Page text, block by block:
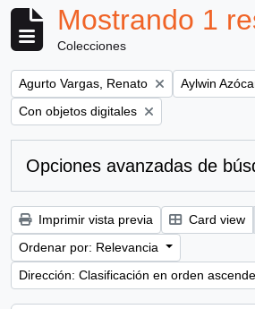
Mostrando 1
Colecciones
Remove filter:
Agurto Vargas, Renato Remove
Aylwin
Remove filter:
Con objetos digitales
Opciones avanzadas de
Imprimir vista previa Card view
Ordenar por: Relevancia
Dirección: Clasificación en orden